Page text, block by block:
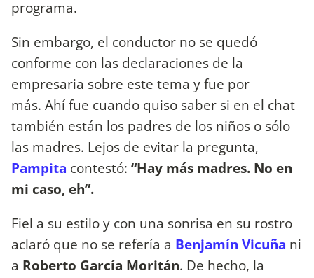
programa.
Sin embargo, el conductor no se quedó
conforme con las declaraciones de la
empresaria sobre este tema y fue por
más. Ahí fue cuando quiso saber si en el chat
también están los padres de los niños o sólo
las madres. Lejos de evitar la pregunta,
Pampita contestó: “Hay más madres. No en
mi caso, eh”.
Fiel a su estilo y con una sonrisa en su rostro
aclaró que no se refería a Benjamín Vicuña ni
a Roberto García Moritán. De hecho, la